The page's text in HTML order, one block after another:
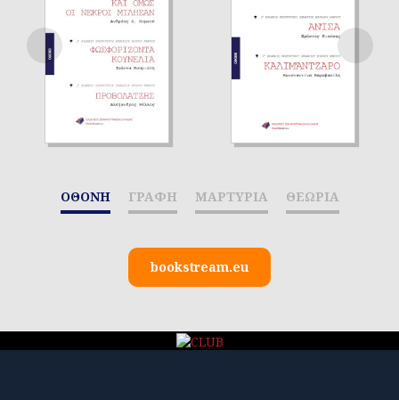
ΟΘΟΝΗ ΓΡΑΦΗ ΜΑΡΤΥΡΙΑ ΘΕΩΡΙΑ
bookstream.eu